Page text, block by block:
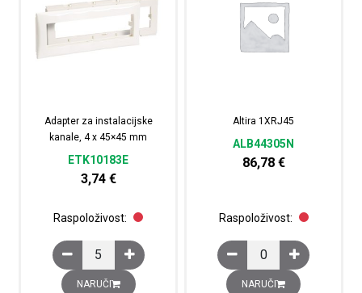
Adapter za instalacijske
kanale, 4 x 45×45 mm
ETK10183E
3,74 €
Raspoloživost:
Adapter za instalacijske kanale, 4 x 45x45 mm količina
NARUČI
Altira 1XRJ45
ALB44305N
86,78 €
Raspoloživost:
Altira 1XRJ45 količina
NARUČI